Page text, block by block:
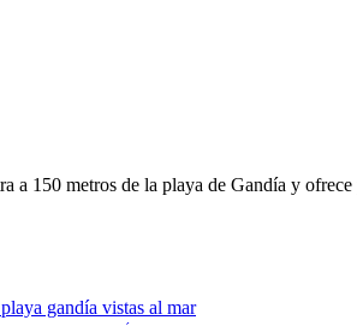
a 150 metros de la playa de Gandía y